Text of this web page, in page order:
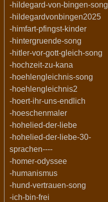
-hildegard-von-bingen-song
-hildegardvonbingen2025
-himfart-pfingst-kinder
-hintergruende-song
-hitler-vor-gott-gleich-song
-hochzeit-zu-kana
-hoehlengleichnis-song
-hoehlengleichnis2
-hoert-ihr-uns-endlich
-hoeschenmaler
-hohelied-der-liebe
-hohelied-der-liebe-30-
sprachen----
-homer-odyssee
-humanismus
-hund-vertrauen-song
-ich-bin-frei